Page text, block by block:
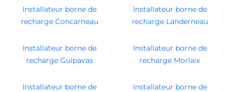
Installateur borne de
recharge Concarneau
Installateur borne de
recharge Landerneau
Installateur borne de
recharge Guipavas
Installateur borne de
recharge Morlaix
Installateur borne de
Installateur borne de